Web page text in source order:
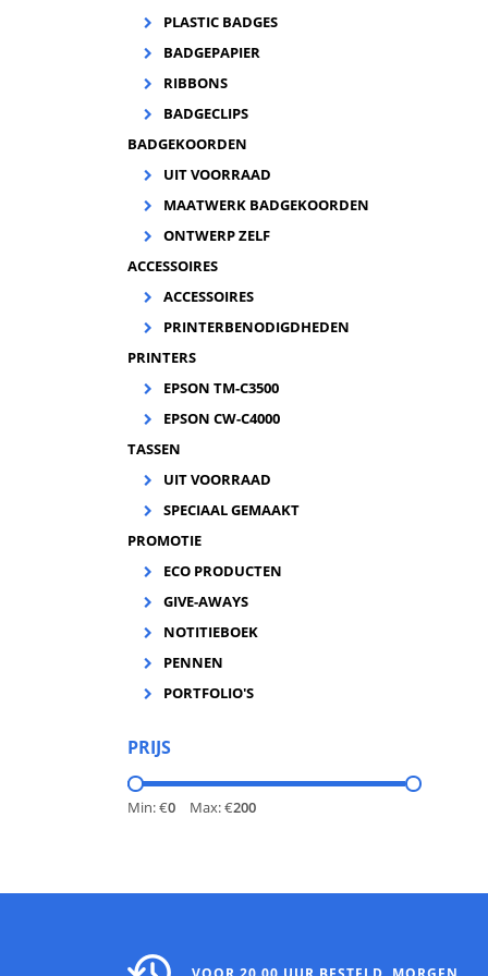
PLASTIC BADGES
BADGEPAPIER
RIBBONS
BADGECLIPS
BADGEKOORDEN
UIT VOORRAAD
MAATWERK BADGEKOORDEN
ONTWERP ZELF
ACCESSOIRES
ACCESSOIRES
PRINTERBENODIGDHEDEN
PRINTERS
EPSON TM-C3500
EPSON CW-C4000
TASSEN
UIT VOORRAAD
SPECIAAL GEMAAKT
PROMOTIE
ECO PRODUCTEN
GIVE-AWAYS
NOTITIEBOEK
PENNEN
PORTFOLIO'S
PRIJS
Min: €0 Max: €200